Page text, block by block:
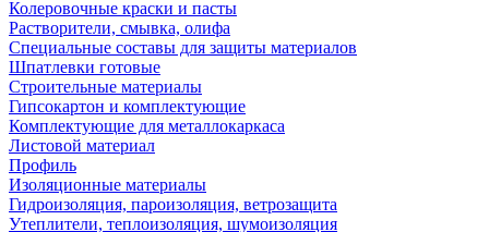
Колеровочные краски и пасты
Растворители, смывка, олифа
Специальные составы для защиты материалов
Шпатлевки готовые
Строительные материалы
Гипсокартон и комплектующие
Комплектующие для металлокаркаса
Листовой материал
Профиль
Изоляционные материалы
Гидроизоляция, пароизоляция, ветрозащита
Утеплители, теплоизоляция, шумоизоляция